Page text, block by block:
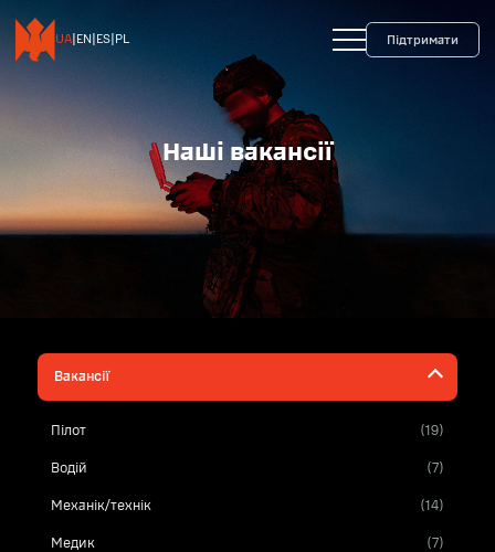
UA EN ES PL Підтримати
Наші вакансії
Вакансії
Пілот (19)
Водій (7)
Механік/технік (14)
Медик (7)